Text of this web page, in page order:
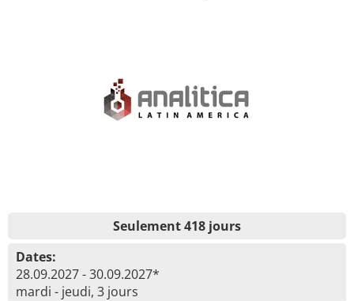
Seulement 418 jours
Dates:
28.09.2027 - 30.09.2027*
mardi - jeudi, 3 jours